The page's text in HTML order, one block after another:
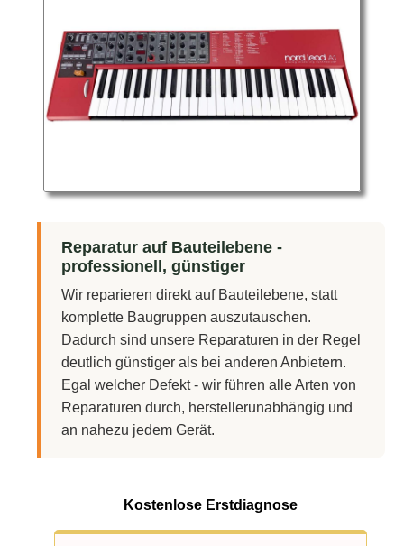
Reparatur auf Bauteilebene -
professionell, günstiger
Wir reparieren direkt auf Bauteilebene, statt
komplette Baugruppen auszutauschen.
Dadurch sind unsere Reparaturen in der Regel
deutlich günstiger als bei anderen Anbietern.
Egal welcher Defekt - wir führen alle Arten von
Reparaturen durch, herstellerunabhängig und
an nahezu jedem Gerät.
Kostenlose Erstdiagnose